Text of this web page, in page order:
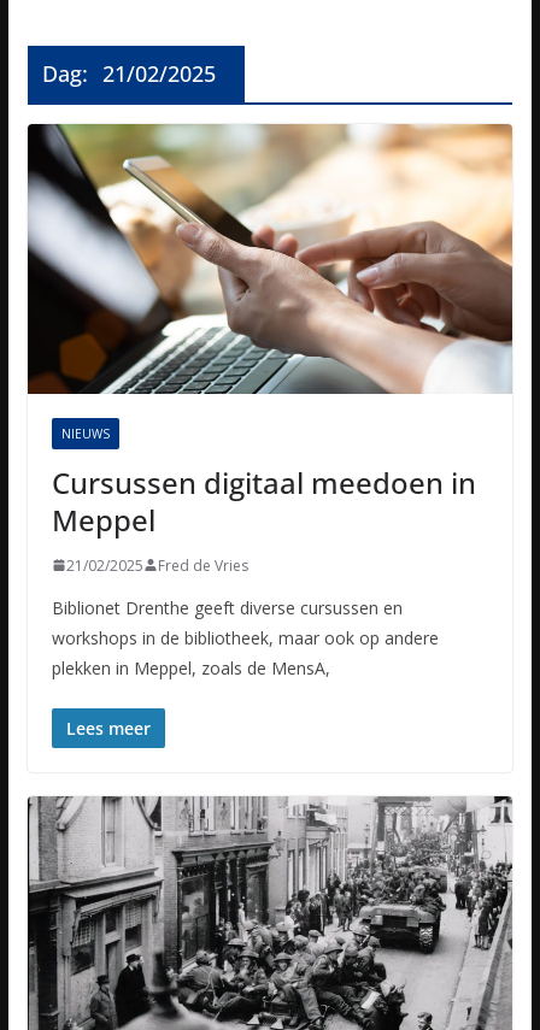
Dag: 21/02/2025
NIEUWS
Cursussen digitaal meedoen in
Meppel
21/02/2025 Fred de Vries
Biblionet Drenthe geeft diverse cursussen en
workshops in de bibliotheek, maar ook op andere
plekken in Meppel, zoals de MensA,
Lees meer